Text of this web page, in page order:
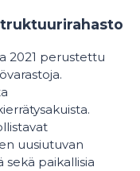
2021 perustettu
uusiutuvan
sekä paikallisia